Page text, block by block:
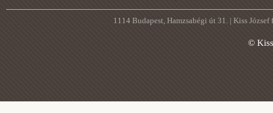
1114 Budapest, Hamzsabégi út 31. | Kiss
©